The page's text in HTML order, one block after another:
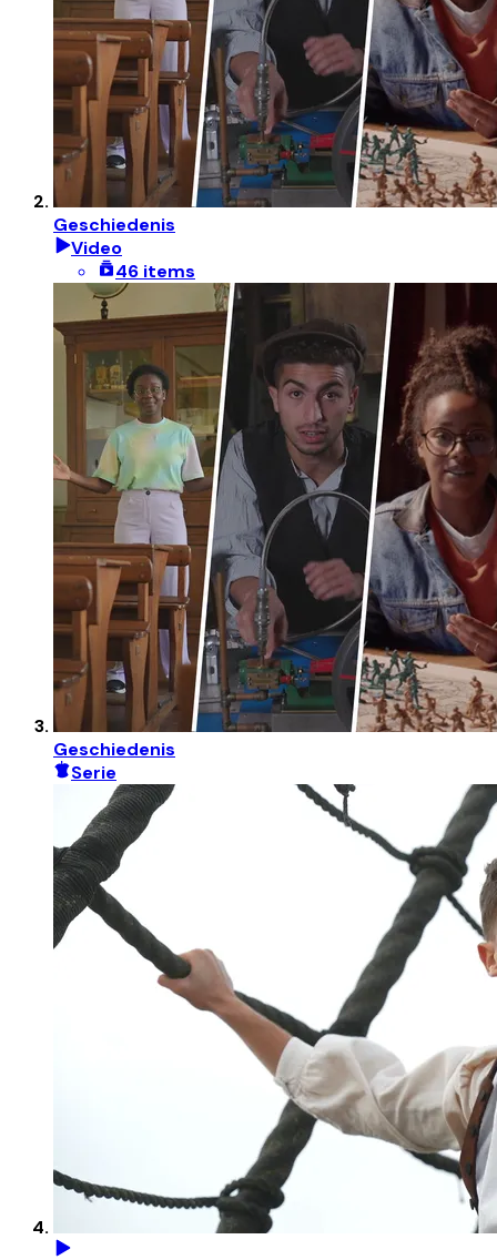
Geschiedenis
Video
46 items
Geschiedenis
Serie